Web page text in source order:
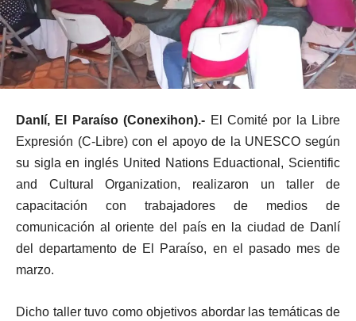
Danlí, El Paraíso (Conexihon).- El Comité por la Libre
Expresión (C-Libre) con el apoyo de la UNESCO según
su sigla en inglés United Nations Eduactional, Scientific
and Cultural Organization, realizaron un taller de
capacitación con trabajadores de medios de
comunicación al oriente del país en la ciudad de Danlí
del departamento de El Paraíso, en el pasado mes de
marzo.
Dicho taller tuvo como objetivos abordar las temáticas de